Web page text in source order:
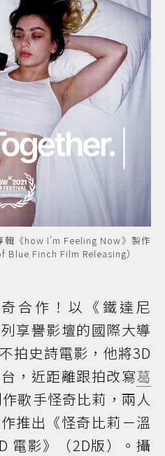
輯《how I'm Feeling Now》製作
Finch Film Releasing）
合作！以《鐵達尼
享譽影壇的國際大導
拍史詩電影，他將3D
，近距離跟拍改寫葛
歌手怪奇比莉，兩人
推出《怪奇比莉－溫
電影》（2D版）。攝